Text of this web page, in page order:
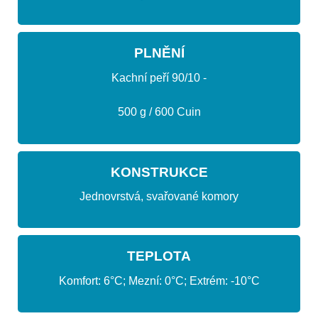
PLNĚNÍ
Kachní peří 90/10 -
500 g / 600 Cuin
KONSTRUKCE
Jednovrstvá, svařované komory
TEPLOTA
Komfort: 6°C; Mezní: 0°C; Extrém: -10°C